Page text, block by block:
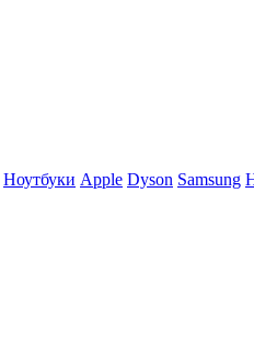
Ноутбуки Apple Dyson Samsung